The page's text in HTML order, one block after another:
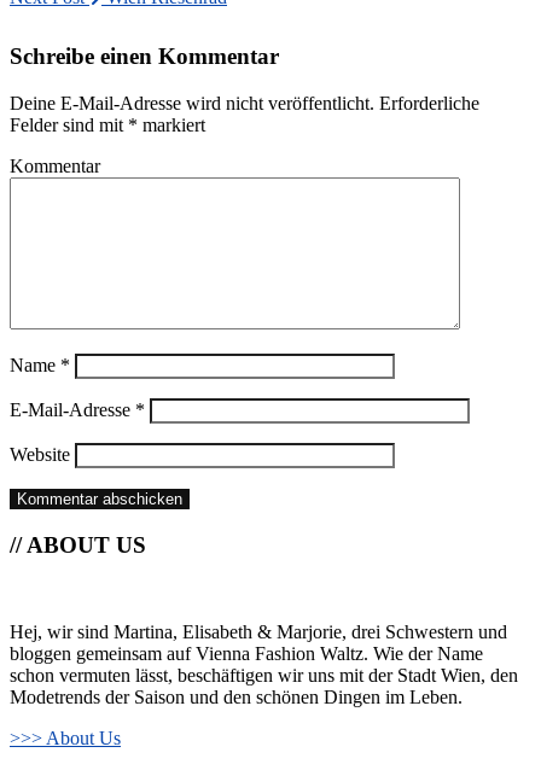
Schreibe einen Kommentar
Deine E-Mail-Adresse wird nicht veröffentlicht. Erforderliche
Felder sind mit * markiert
Kommentar
Name *
E-Mail-Adresse *
Website
// ABOUT US
Hej, wir sind Martina, Elisabeth & Marjorie, drei Schwestern und
bloggen gemeinsam auf Vienna Fashion Waltz. Wie der Name
schon vermuten lässt, beschäftigen wir uns mit der Stadt Wien, den
Modetrends der Saison und den schönen Dingen im Leben.
>>> About Us